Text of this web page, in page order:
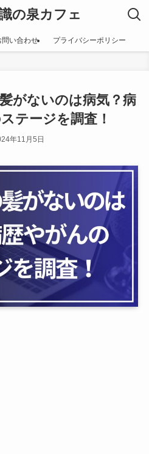
の泉カフェ
問い合わせ プライバシーポリシー
がないのは病気？病
テージを調査！
年11月5日